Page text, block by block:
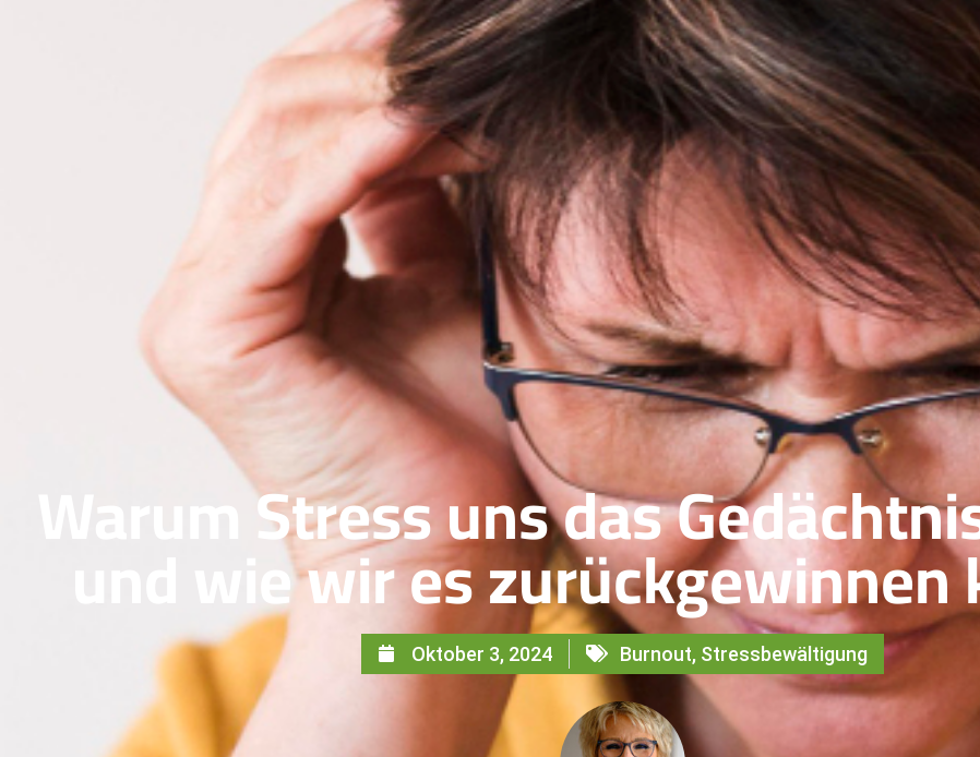
Warum Stress uns das
und wie wir es
Oktober 3, 2024 Burnout, Stressbewältigung